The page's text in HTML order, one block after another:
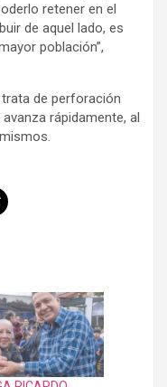
retener en el
de aquel lado, es
población”,
de perforación
rápidamente, al